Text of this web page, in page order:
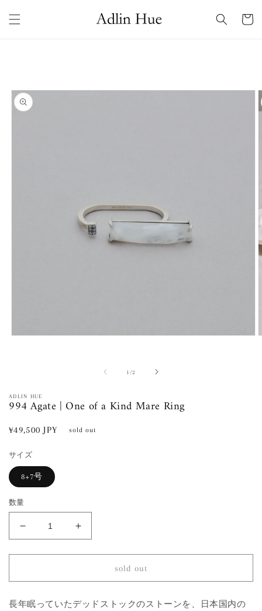
ンツに
進む
ー
商品情
報にス
キップ
メ
デ
ア
(1)
開
く
1 /の2
ADLIN HUE
994 Agate | One of a Kind Mare Ring
通
価
格
¥49,500 JPY sold out
サイズ
8+7号
数量
Agate
|
of
Kind
994
Agate
|
of
Kind
sold out
長年眠っていたデッドストックのストーンを、日本国内の